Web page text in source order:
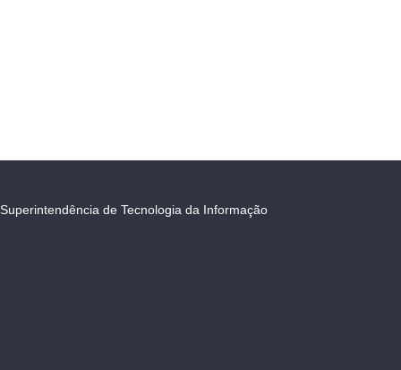
Superintendência de Tecnologia da Informação